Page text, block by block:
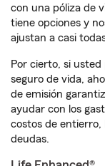
con una póliza de
tiene opciones y
ajustan a casi
Por cierto, si usted
seguro de vida,
de emisión
ayudar con los
costos de entierro,
deudas.